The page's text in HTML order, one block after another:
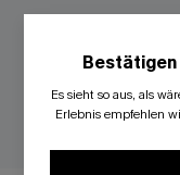
Bestätigen
Es sieht so aus, als
Erlebnis empfehlen